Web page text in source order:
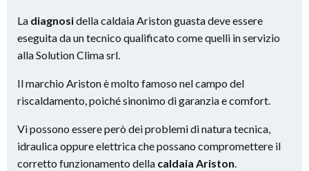
La diagnosidella caldaia Ariston guasta deve essere
eseguita da un tecnico qualificato come quelli in servizio
alla Solution Clima srl.
Il marchio Ariston è molto famoso nel campo del
riscaldamento, poiché sinonimo di garanzia e comfort.
Vi possono essere però dei problemi di natura tecnica,
idraulica oppure elettrica che possano compromettere il
corretto funzionamento della caldaia Ariston.